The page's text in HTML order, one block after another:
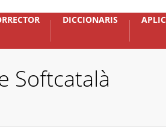
DICCIONARIS
Softcatalà